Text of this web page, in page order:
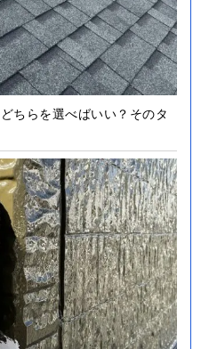
ちらを選べばいい？そのタ